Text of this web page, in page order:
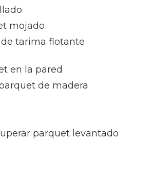
mojado
tarima flotante
en la pared
de madera
parquet levantado